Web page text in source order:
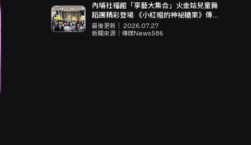
內埔社福館「享藝大集合」火金姑兒童舞
蹈團精彩登場 《小紅帽的神祕糖果》傳
遞反毒觀念與親子共學力量
最後更新｜ 2026.07.27
新聞來源｜ 傳媒News586